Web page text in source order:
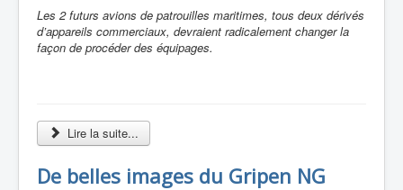
Les 2 futurs avions de patrouilles maritimes, tous deux dérivés
d’appareils commerciaux, devraient radicalement changer la
façon de procéder des équipages.
Lire la suite...
De belles images du Gripen NG